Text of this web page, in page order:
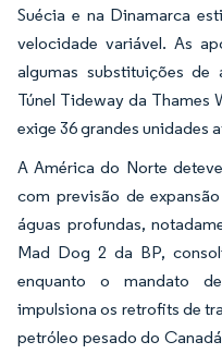
Suécia e na Dinamarca
velocidade variável. As
algumas substituições de
Túnel Tideway da Thames
exige 36 grandes unidades
A América do Norte
com previsão de
águas profundas,
Mad Dog 2 da BP,
enquanto o mandato
impulsiona os retrofits de
petróleo pesado do